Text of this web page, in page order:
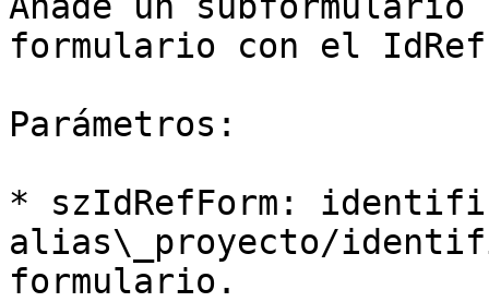
formulario con el
Parámetros:
* szIdRefForm:
alias\_proyecto/
formulario.